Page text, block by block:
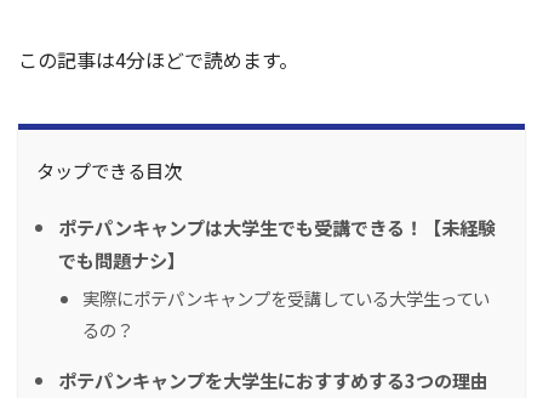
この記事は4分ほどで読めます。
タップできる目次
ポテパンキャンプは大学生でも受講できる！【未経験
でも問題ナシ】
実際にポテパンキャンプを受講している大学生ってい
るの？
ポテパンキャンプを大学生におすすめする3つの理由